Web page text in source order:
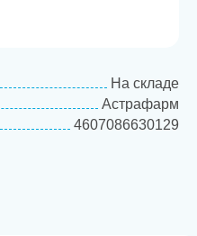
На складе
Астрафарм
4607086630129